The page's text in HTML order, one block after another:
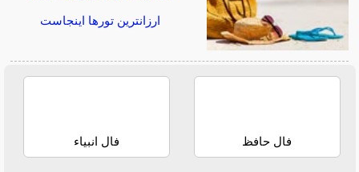
ارزانترین تورها اینجاست
فال حافظ فال انبیاء